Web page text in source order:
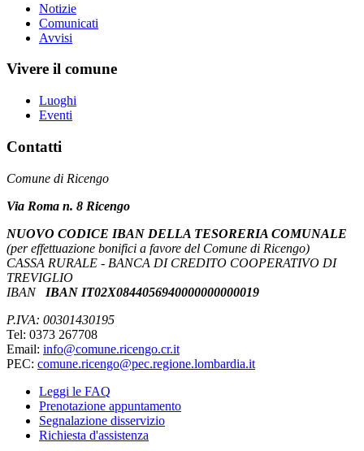
Notizie
Comunicati
Avvisi
Vivere il comune
Luoghi
Eventi
Contatti
Comune di Ricengo
Via Roma n. 8 Ricengo
NUOVO CODICE IBAN DELLA TESORERIA COMUNALE
(per effettuazione bonifici a favore del Comune di Ricengo)
CASSA RURALE - BANCA DI CREDITO COOPERATIVO DI
TREVIGLIO
IBAN
IBAN IT02X0844056940000000000019
P.IVA: 00301430195
Tel: 0373 267708
Email: info@comune.ricengo.cr.it
PEC: comune.ricengo@pec.regione.lombardia.it
Leggi le FAQ
Prenotazione appuntamento
Segnalazione disservizio
Richiesta d'assistenza